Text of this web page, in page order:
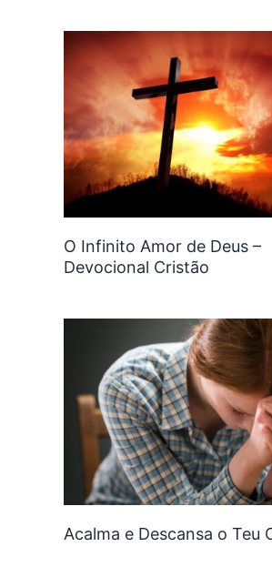
O Infinito Amor de Deus –
Devocional Cristão
Acalma e Descansa o Teu